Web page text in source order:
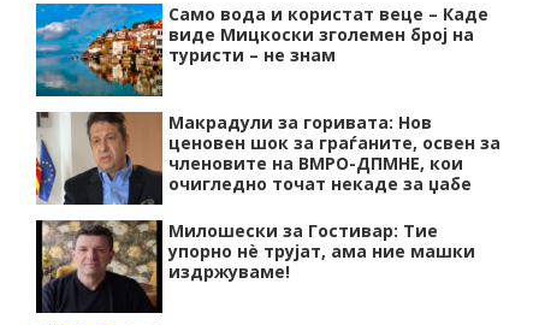
Само вода и користат веце – Каде
виде Мицкоски зголемен број на
туристи – не знам
Макрадули за горивата: Нов
ценовен шок за граѓаните, освен за
членовите на ВМРО-ДПМНЕ, кои
очигледно точат некаде за џабе
Милошески за Гостивар: Тие
упорно нѐ трујат, ама ние машки
издржуваме!